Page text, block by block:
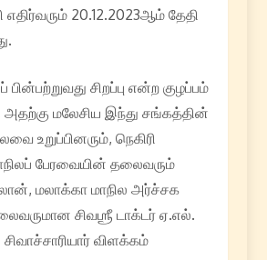
எதிர்வரும் 20.12.2023ஆம் தேதி
சிறப்பு என்ற குழப்பம்
அதற்கு மலேசிய இந்து சங்கத்தின்
உறுப்பினரும், நெகிரி
பேரவையின் தலைவரும்
மலாக்கா மாநில அர்ச்சக
சிவஶ்ரீ டாக்டர் ஏ.எல்.
விளக்கம்